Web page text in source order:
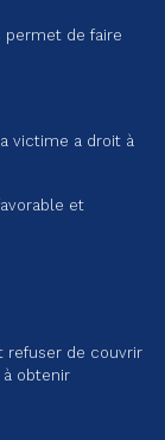
permet de faire
victime a droit à
et
refuser de couvrir
obtenir